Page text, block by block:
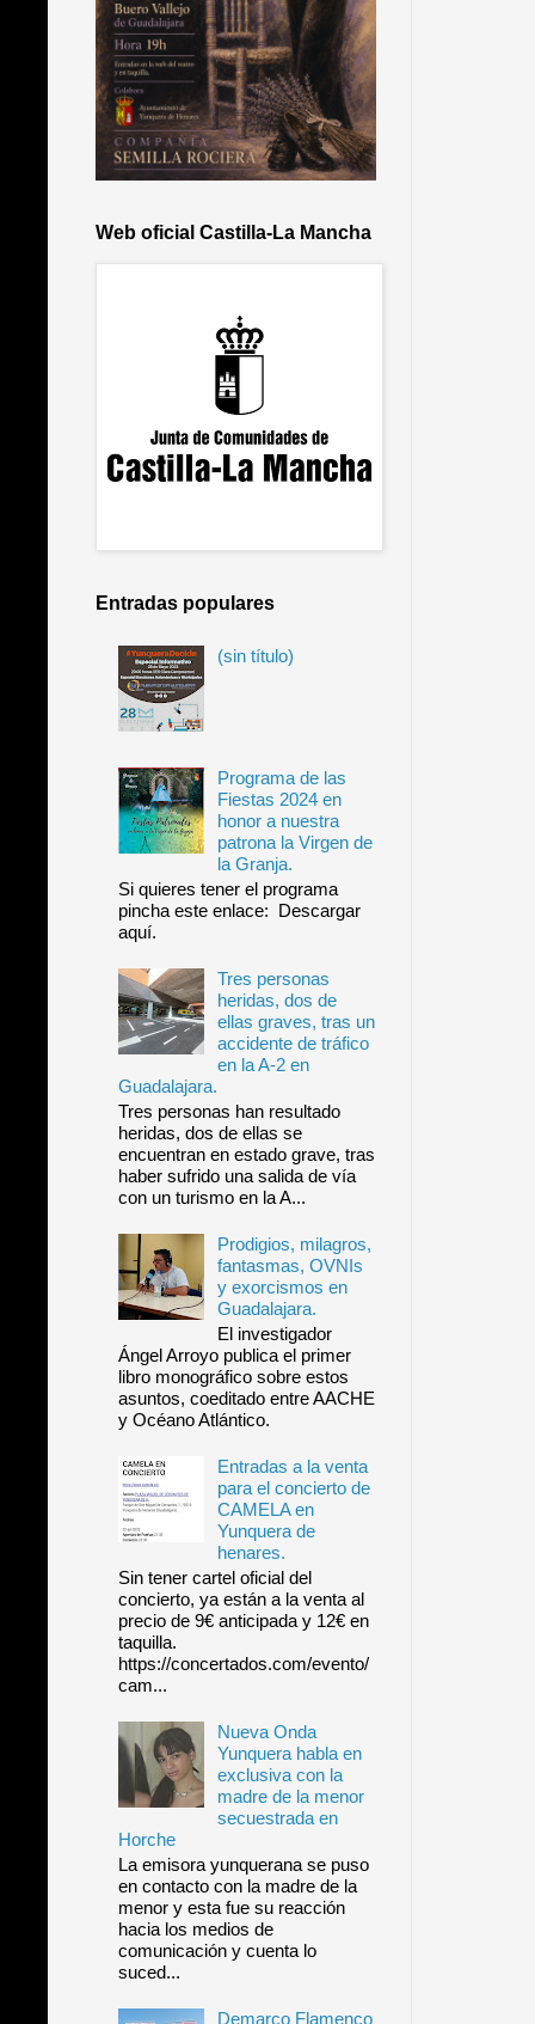
Web oficial Castilla-La Mancha
Entradas populares
(sin título)
Programa de las
Fiestas 2024 en
honor a nuestra
patrona la Virgen de
la Granja.
Si quieres tener el programa
pincha este enlace: Descargar
aquí.
Tres personas
heridas, dos de
ellas graves, tras un
accidente de tráfico
en la A-2 en
Guadalajara.
Tres personas han resultado
heridas, dos de ellas se
encuentran en estado grave, tras
haber sufrido una salida de vía
con un turismo en la A...
Prodigios, milagros,
fantasmas, OVNIs
y exorcismos en
Guadalajara.
El investigador
Ángel Arroyo publica el primer
libro monográfico sobre estos
asuntos, coeditado entre AACHE
y Océano Atlántico.
Entradas a la venta
para el concierto de
CAMELA en
Yunquera de
henares.
Sin tener cartel oficial del
concierto, ya están a la venta al
precio de 9€ anticipada y 12€ en
taquilla.
https://concertados.com/evento/
cam...
Nueva Onda
Yunquera habla en
exclusiva con la
madre de la menor
secuestrada en
Horche
La emisora yunquerana se puso
en contacto con la madre de la
menor y esta fue su reacción
hacia los medios de
comunicación y cuenta lo
suced...
Demarco Flamenco